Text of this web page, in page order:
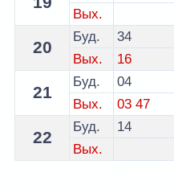
Вых.
20
Буд.
34
Вых.
16
21
Буд.
04
Вых.
03 47
22
Буд.
14
Вых.